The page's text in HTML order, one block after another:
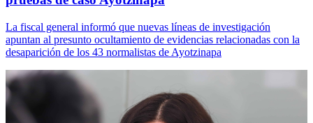
La fiscal general informó que nuevas líneas de investigación
apuntan al presunto ocultamiento de evidencias relacionadas con la
desaparición de los 43 normalistas de Ayotzinapa